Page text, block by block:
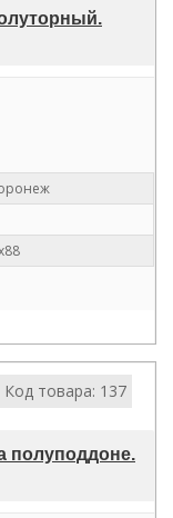
Код товара: 137
полуподдоне.